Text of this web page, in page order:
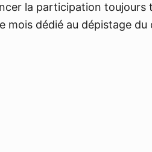
la participation
mois dédié au dépistage